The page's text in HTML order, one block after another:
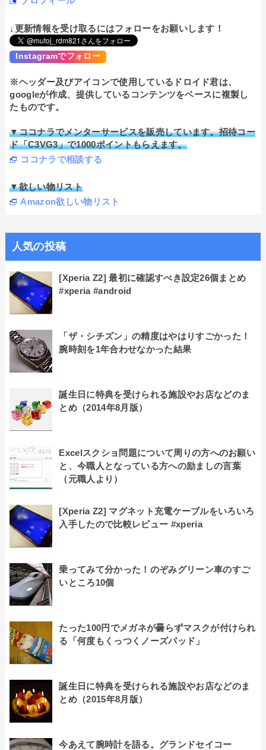
↓更新情報を受け取るにはフォローをお願いします！
Instagramでフォロー
※ヘッダー及びアイコンで使用しているドロイド君は、
googleが作成、提供しているコンテンツをベースに複製し
たものです。
▼ココナラでメンターサービスを販売しています。招待コー
ド「C3VG3」で1000ポイントもらえます。
ココナラで相談する
▼欲しい物リスト
Amazon欲しい物リスト
人気の投稿
[Xperia Z2] 最初に確認すべき設定26個まとめ
#xperia #android
「ザ・シチズン」の精度はやはりすごかった！
腕時刻を1年合わせなかった結果
誕生日に特典を受けられる施設やお店などのま
とめ（2014年8月版）
Excelスクショ問題について周りの方へのお願い
と、今職人となっている方への励ましの言葉
（元職人より）
[Xperia Z2] マグネット充電ケーブルをいろいろ
入手したので比較レビュー #xperia
乗ってみて分かった！のぞみグリーン車のすご
いところ10個
たった100円でメガネが曇らずマスクが付けられ
る「何度もくっつくノーズパッド」
誕生日に特典を受けられる施設やお店などのま
とめ（2015年8月版）
今あえて腕時計を語る。グランドセイコー